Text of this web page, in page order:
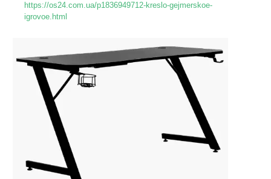
https://os24.com.ua/p1836949712-kreslo-gejmerskoe-
igrovoe.html